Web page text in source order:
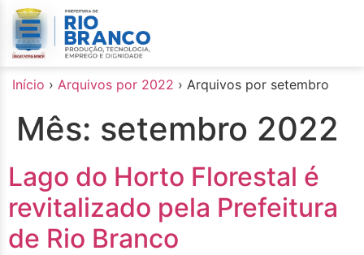
conteúdo
Início › Arquivos por 2022 › Arquivos por setembro
Mês: setembro 2022
Lago do Horto Florestal é
revitalizado pela Prefeitura
de Rio Branco